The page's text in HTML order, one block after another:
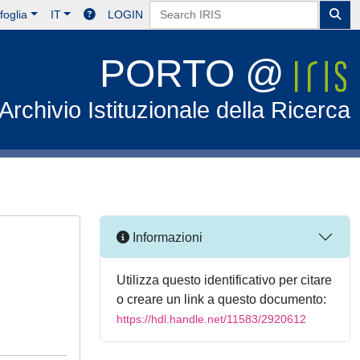
IT LOGIN
PORTO @
Istituzionale della Ricerca
Informazioni
Utilizza questo identificativo per citare
o creare un link a questo documento:
https://hdl.handle.net/11583/2920612